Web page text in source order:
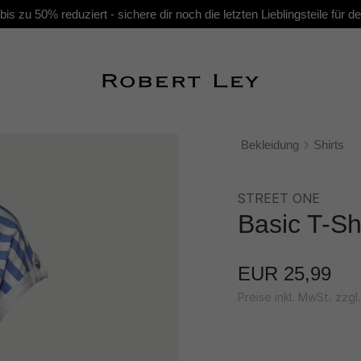
zu 50% reduziert - sichere dir noch die letzten Lieblingsteile für
Bekleidung Shirts
STREET ONE
Basic T-
EUR 25,99
Preise inkl. MwSt.